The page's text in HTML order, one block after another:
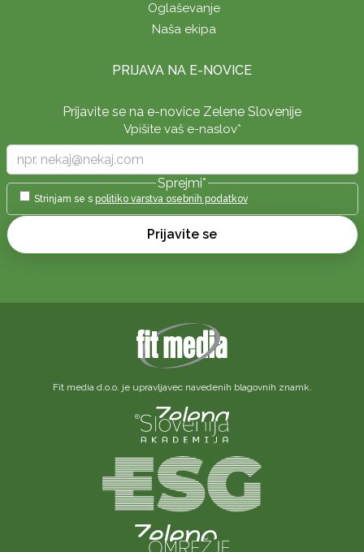
Oglaševanje
Naša ekipa
PRIJAVA NA E-NOVICE
Prijavite se na e-novice Zelene Slovenije
Vpišite vaš e-naslov*
Sprejmi*
Strinjam se s politiko varstva osebnih podatkov
Prijavite se
Fit media d.o.o. je upravljavec navedenih blagovnih znamk.